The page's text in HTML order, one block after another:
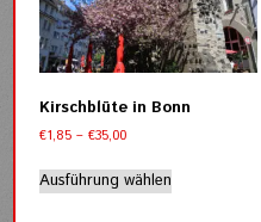
Kirschblüte in Bonn
€1,85 –€35,00Preisspanne:
bis
€35,00
Ausführung wählen